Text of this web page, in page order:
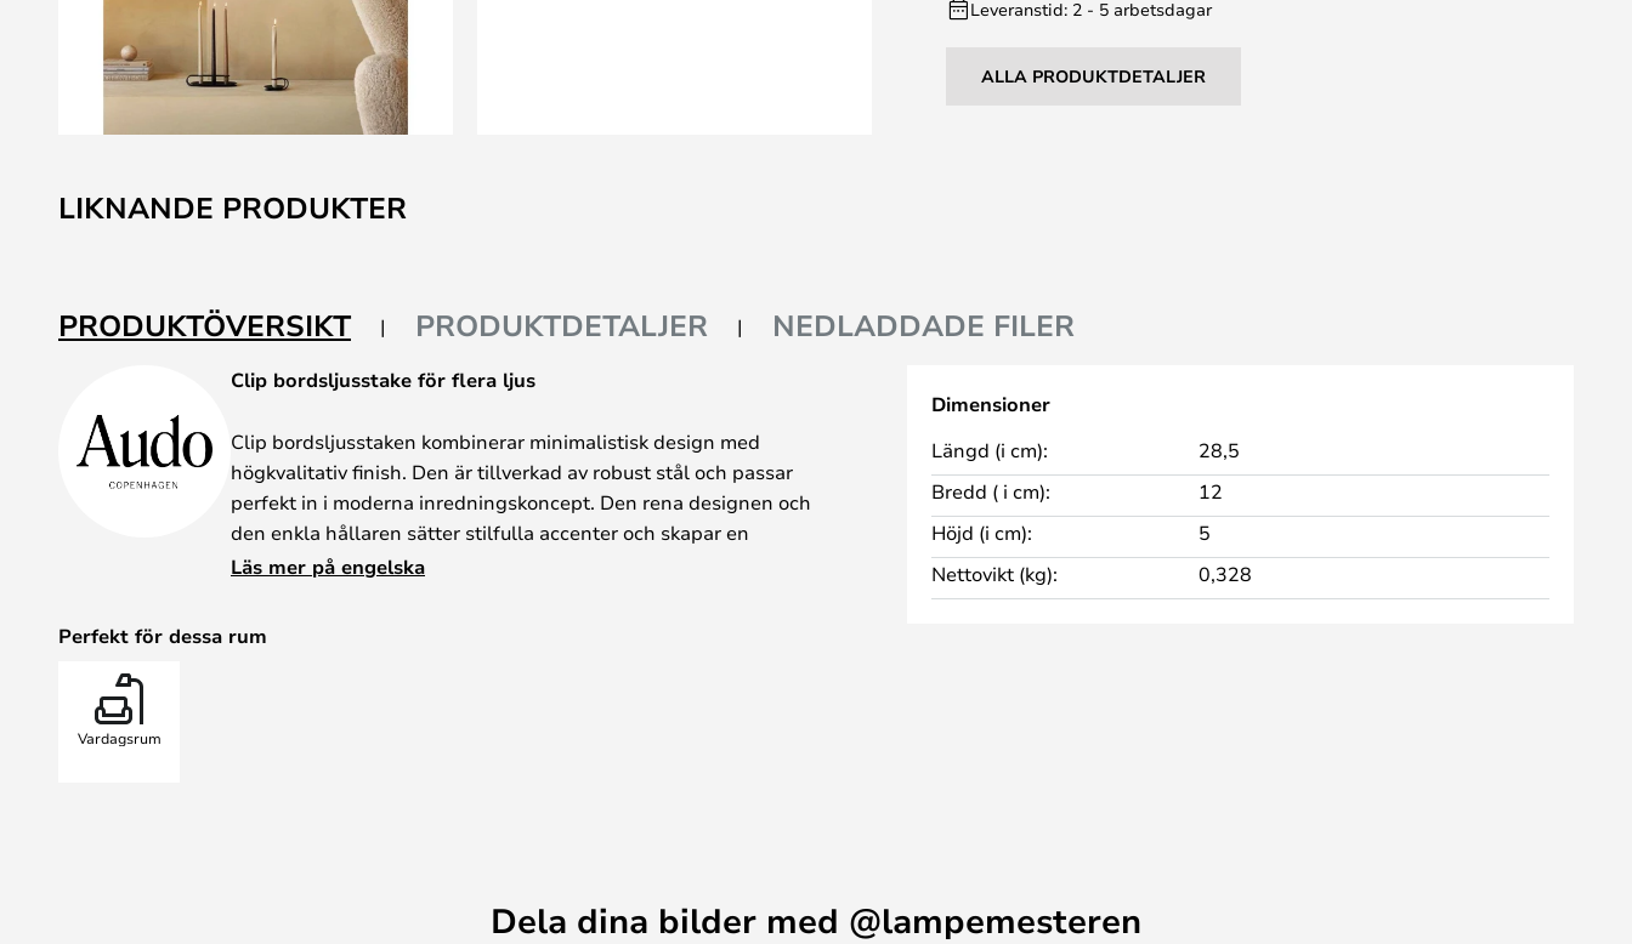
till
början
Leveranstid: 2 - 5 arbetsdagar
ALLA PRODUKTDETALJER
LIKNANDE PRODUKTER
PRODUKTÖVERSIKT PRODUKTDETALJER NEDLADDADE FILER
Clip bordsljusstake för flera ljus
Clip bordsljusstaken kombinerar minimalistisk design med
högkvalitativ finish. Den är tillverkad av robust stål och passar
perfekt in i moderna inredningskoncept. Den rena designen och
den enkla hållaren sätter stilfulla accenter och skapar en
harmonisk atmosfär. Brickan har plats för flera ljus och passar till
Läs mer på engelska
Perfekt för dessa rum
Vardagsrum
Dimensioner
Längd (i cm):
28,5
Bredd ( i cm):
12
Höjd (i cm):
5
Nettovikt (kg):
0,328
Dela dina bilder med @lampemesteren